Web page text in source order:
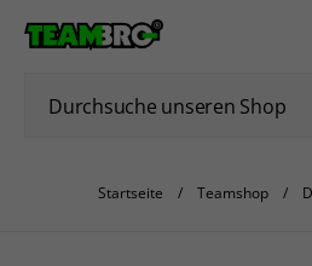
Startseite Teamshop